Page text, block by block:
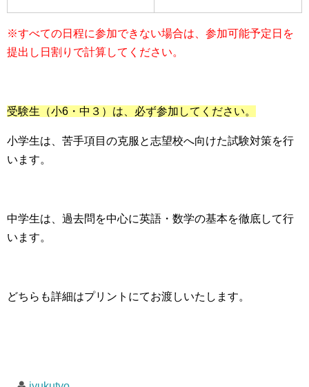
※すべての日程に参加できない場合は、参加可能予定日を
提出し日割りで計算してください。
受験生（小6・中３）は、必ず参加してください。
小学生は、苦手項目の克服と志望校へ向けた試験対策を行
います。
中学生は、過去問を中心に英語・数学の基本を徹底して行
います。
どちらも詳細はプリントにてお渡しいたします。